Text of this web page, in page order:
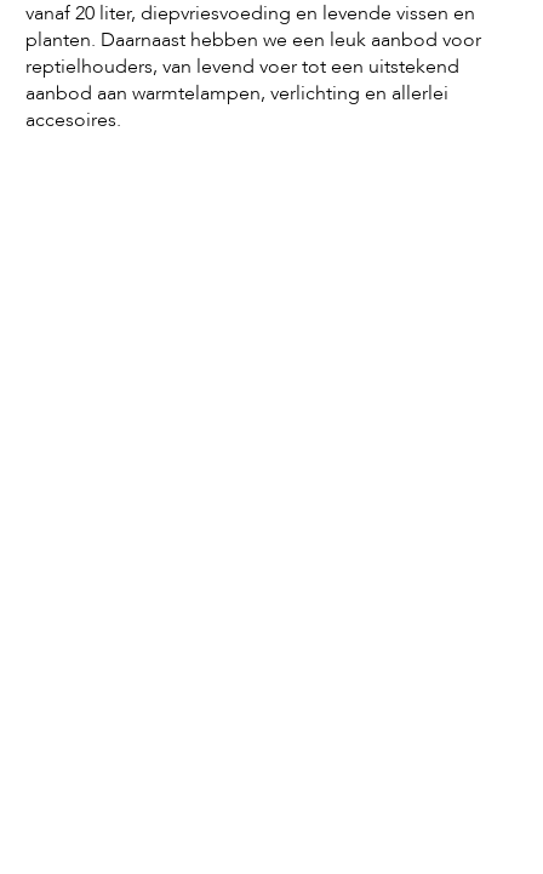
vanaf 20 liter, diepvriesvoeding en levende vissen en
planten. Daarnaast hebben we een leuk aanbod voor
reptielhouders, van levend voer tot een uitstekend
aanbod aan warmtelampen, verlichting en allerlei
accesoires.